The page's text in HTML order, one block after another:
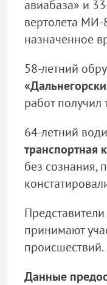
авиабаза» и
вертолета МИ-
назначенное
58-летний
работ получил
64-летний
транспортная
без сознания,
принимают
происшествий.
Данные